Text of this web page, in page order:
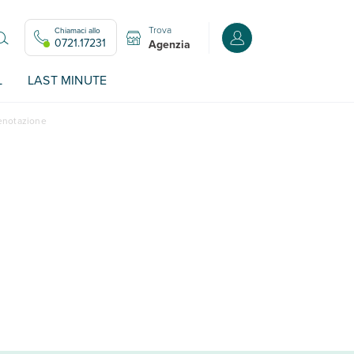
Chiamaci allo
0721.17231
Trova
Agenzia Accedi o registrati
LAST MINUTE